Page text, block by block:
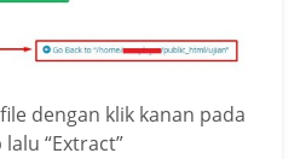
dengan klik kanan pada
“Extract”